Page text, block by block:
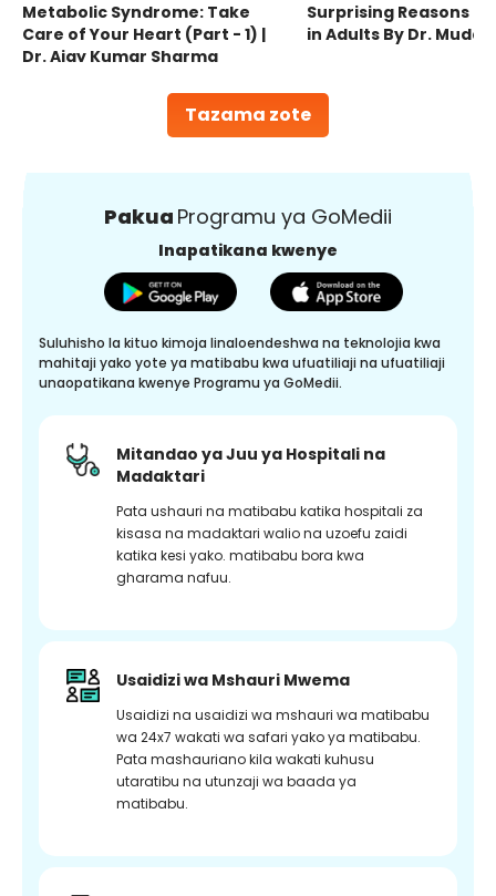
Tazama zote
Metabolic Syndrome: Take
Care of Your Heart (Part - 1) |
Dr. Ajay Kumar Sharma
Surprising Reasons
in Adults By Dr.
Pakua Programu ya GoMedii
Inapatikana kwenye
Suluhisho la kituo kimoja linaloendeshwa na teknolojia kwa
mahitaji yako yote ya matibabu kwa ufuatiliaji na ufuatiliaji
unaopatikana kwenye Programu ya GoMedii.
Mitandao ya Juu ya Hospitali na
Madaktari
Pata ushauri na matibabu katika hospitali za
kisasa na madaktari walio na uzoefu zaidi
katika kesi yako. matibabu bora kwa
gharama nafuu.
Usaidizi wa Mshauri Mwema
Usaidizi na usaidizi wa mshauri wa matibabu
wa 24x7 wakati wa safari yako ya matibabu.
Pata mashauriano kila wakati kuhusu
utaratibu na utunzaji wa baada ya
matibabu.